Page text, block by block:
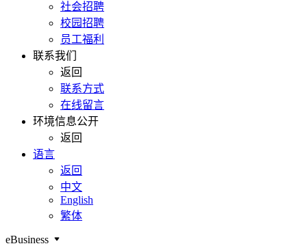
社会招聘
校园招聘
员工福利
联系我们
返回
联系方式
在线留言
环境信息公开
返回
语言
返回
中文
English
繁体
eBusiness